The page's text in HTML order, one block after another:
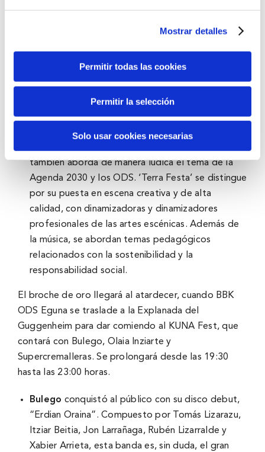
Mostrar detalles
Permitir todas las cookies
Permitir la selección
Solo usar cookies necesarias
canción, el peluche, la luz encendida… Y, a partir
bien por qué a veces tenemos sueños y, otras
veces, en cambio pesadillas. ¿Cuál es tu peor
pesadilla? ¿Cuál es la que más se repite? ¿Y tu
sueño más soñado?
18:00 horas. ‘ Terra Festa’, deNuria M. Cres,
también aborda de manera lúdica el tema de la
Agenda 2030 y los ODS. ‘Terra Festa’ se distingue
por su puesta en escena creativa y de alta
calidad, con dinamizadoras y dinamizadores
profesionales de las artes escénicas. Además de
la música, se abordan temas pedagógicos
relacionados con la sostenibilidad y la
responsabilidad social.
El broche de oro llegará al atardecer, cuando BBK
ODS Eguna se traslade a la Explanada del
Guggenheim para dar comiendo al KUNA Fest, que
contará con Bulego, Olaia Inziarte y
Supercremalleras. Se prolongará desde las 19:30
hasta las 23:00 horas.
Bulego conquistó al público con su disco debut,
“Erdian Oraina”. Compuesto por Tomás Lizarazu,
Itziar Beitia, Jon Larrañaga, Rubén Lizarralde y
Xabier Arrieta, esta banda es, sin duda, el gran